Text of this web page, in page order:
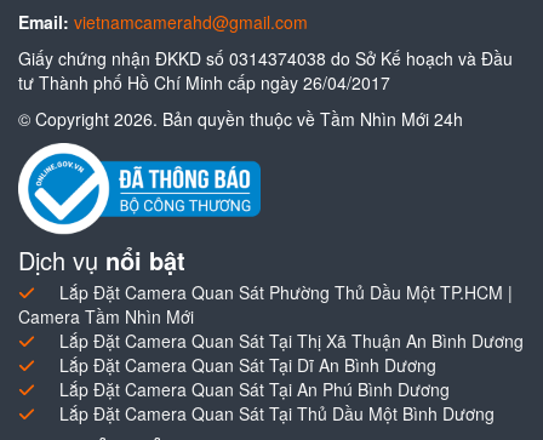
Email: vietnamcamerahd@gmail.com
Giấy chứng nhận ĐKKD số 0314374038 do Sở Kế hoạch và Đầu
tư Thành phố Hồ Chí Minh cấp ngày 26/04/2017
© Copyright 2026. Bản quyền thuộc về Tầm Nhìn Mới 24h
Dịch vụ nổi bật
Lắp Đặt Camera Quan Sát Phường Thủ Dầu Một TP.HCM |
Camera Tầm Nhìn Mới
Lắp Đặt Camera Quan Sát Tại Thị Xã Thuận An Bình Dương
Lắp Đặt Camera Quan Sát Tại Dĩ An Bình Dương
Lắp Đặt Camera Quan Sát Tại An Phú Bình Dương
Lắp Đặt Camera Quan Sát Tại Thủ Dầu Một Bình Dương